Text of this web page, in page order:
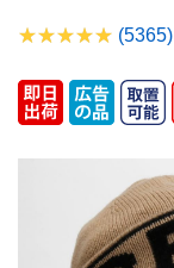
(5365)